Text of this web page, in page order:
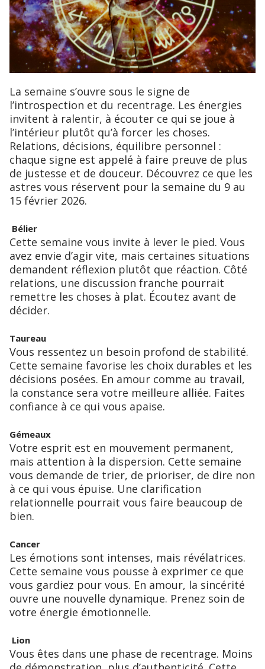
La semaine s’ouvre sous le signe de
l’introspection et du recentrage. Les énergies
invitent à ralentir, à écouter ce qui se joue à
l’intérieur plutôt qu’à forcer les choses.
Relations, décisions, équilibre personnel :
chaque signe est appelé à faire preuve de plus
de justesse et de douceur. Découvrez ce que les
astres vous réservent pour la semaine du 9 au
15 février 2026.
Bélier
Cette semaine vous invite à lever le pied. Vous
avez envie d’agir vite, mais certaines situations
demandent réflexion plutôt que réaction. Côté
relations, une discussion franche pourrait
remettre les choses à plat. Écoutez avant de
décider.
Taureau
Vous ressentez un besoin profond de stabilité.
Cette semaine favorise les choix durables et les
décisions posées. En amour comme au travail,
la constance sera votre meilleure alliée. Faites
confiance à ce qui vous apaise.
Gémeaux
Votre esprit est en mouvement permanent,
mais attention à la dispersion. Cette semaine
vous demande de trier, de prioriser, de dire non
à ce qui vous épuise. Une clarification
relationnelle pourrait vous faire beaucoup de
bien.
Cancer
Les émotions sont intenses, mais révélatrices.
Cette semaine vous pousse à exprimer ce que
vous gardiez pour vous. En amour, la sincérité
ouvre une nouvelle dynamique. Prenez soin de
votre énergie émotionnelle.
Lion
Vous êtes dans une phase de recentrage. Moins